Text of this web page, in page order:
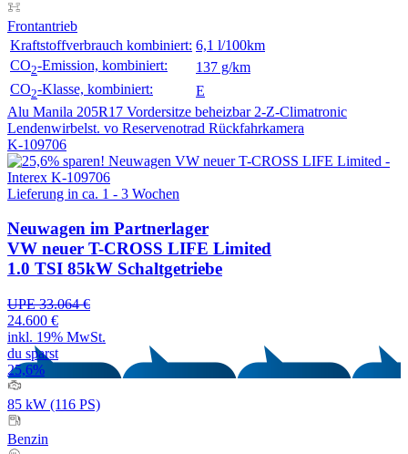
Frontantrieb
Kraftstoffverbrauch kombiniert: 6,1 l/100km
CO2-Emission, kombiniert:
137 g/km
CO2-Klasse, kombiniert:
E
Alu Manila 205R17 Vordersitze beheizbar 2-Z-Climatronic
Lendenwirbelst. vo Reservenotrad Rückfahrkamera
K-109706
Lieferung in ca. 1 - 3 Wochen
Neuwagen im Partnerlager
VW neuer T-CROSS LIFE Limited
1.0 TSI 85kW Schaltgetriebe
UPE 33.064 €
24.600 €
inkl. 19% MwSt.
du sparst
25,6%
85 kW (116 PS)
Benzin